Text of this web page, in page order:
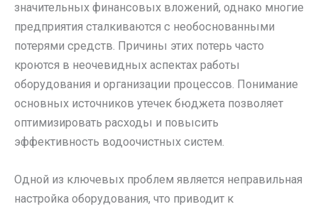
значительных финансовых вложений, однако многие
предприятия сталкиваются с необоснованными
потерями средств. Причины этих потерь часто
кроются в неочевидных аспектах работы
оборудования и организации процессов. Понимание
основных источников утечек бюджета позволяет
оптимизировать расходы и повысить
эффективность водоочистных систем.
Одной из ключевых проблем является неправильная
настройка оборудования, что приводит к